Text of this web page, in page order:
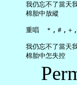
我仍忘不了當天
     棉胎中放縱
重唱　＊,＃,＋
我仍忘不了當天